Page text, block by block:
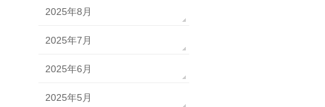
2025年8月
2025年7月
2025年6月
2025年5月